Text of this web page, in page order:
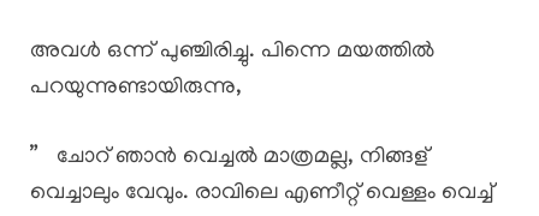
അവൾ ഒന്ന് പുഞ്ചിരിച്ചു. പിന്നെ മയത്തിൽ
പറയുന്നുണ്ടായിരുന്നു,
” ചോറ് ഞാൻ വെച്ചൽ മാത്രമല്ല, നിങ്ങള്
വെച്ചാലും വേവും. രാവിലെ എണീറ്റ് വെള്ളം വെച്ച്